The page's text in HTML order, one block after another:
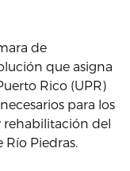
de
que asigna
Rico (UPR)
para los
rehabilitación del
Piedras.